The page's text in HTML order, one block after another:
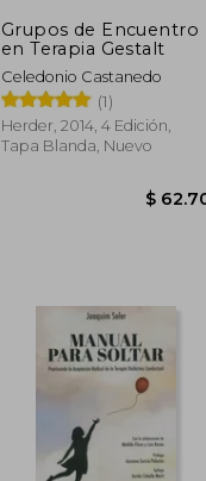
Grupos de Encuentro
en Terapia Gestalt
Celedonio Castanedo
(1)
Herder, 2014, 4 Edición,
Tapa Blanda, Nuevo